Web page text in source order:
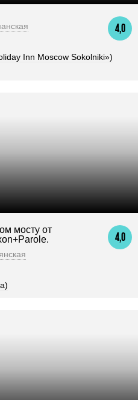
4,0
Inn Moscow Sokolniki»)
4,0
мосту от